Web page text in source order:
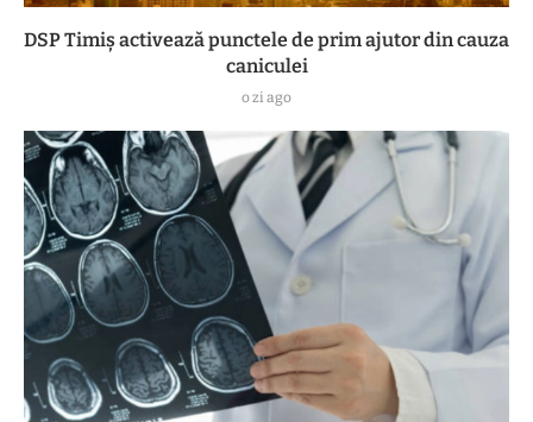
DSP Timiș activează punctele de prim ajutor din cauza
caniculei
o zi ago